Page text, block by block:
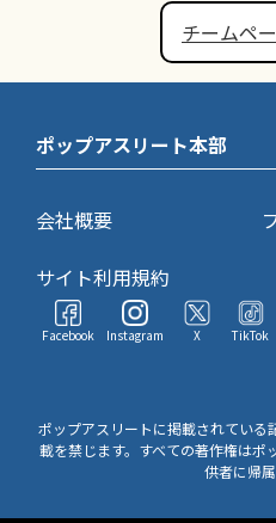
チームペ
ポップアスリート本部
会社概要
サイト利用規約
Facebook Instagram X TikTok
ポップアスリートに掲載されてい
載を禁じます。すべての著作権は
供者に帰属